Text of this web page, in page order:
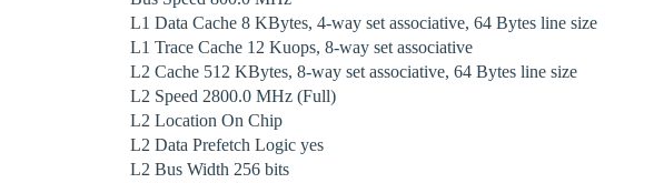
L1 Data Cache 8 KBytes, 4-way set associative, 64 Bytes line size
L1 Trace Cache 12 Kuops, 8-way set associative
L2 Cache 512 KBytes, 8-way set associative, 64 Bytes line size
L2 Speed 2800.0 MHz (Full)
L2 Location On Chip
L2 Data Prefetch Logic yes
L2 Bus Width 256 bits